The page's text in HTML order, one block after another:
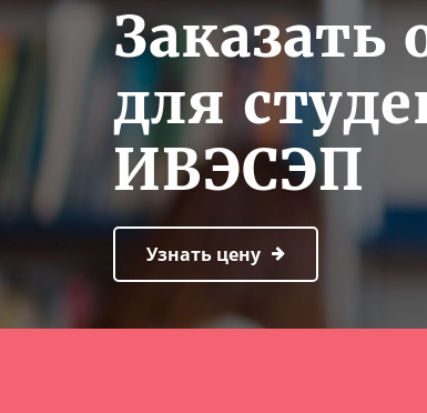
Заказать
для
ИВЭСЭП
Узнать цену